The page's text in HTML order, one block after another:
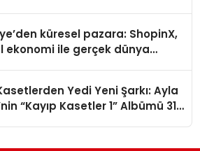
küresel pazara: ShopinX,
ekonomi ile gerçek dünya
Yedi Yeni Şarkı: Ayla
“Kayıp Kasetler 1” Albümü 31